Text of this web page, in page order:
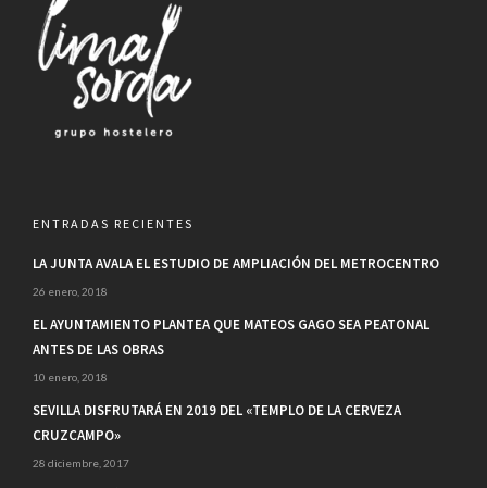
ENTRADAS RECIENTES
LA JUNTA AVALA EL ESTUDIO DE AMPLIACIÓN DEL METROCENTRO
26 enero, 2018
EL AYUNTAMIENTO PLANTEA QUE MATEOS GAGO SEA PEATONAL
ANTES DE LAS OBRAS
10 enero, 2018
SEVILLA DISFRUTARÁ EN 2019 DEL «TEMPLO DE LA CERVEZA
CRUZCAMPO»
28 diciembre, 2017